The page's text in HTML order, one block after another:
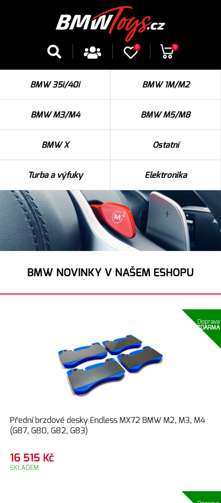
0 0
BMW 35i/40i BMW 1M/M2
BMW M3/M4 BMW M5/M8
BMW X Ostatní
Turba a výfuky Elektronika
BMW NOVINKY V NAŠEM ESHOPU
Přední brzdové desky Endless MX72 BMW M2, M3, M4
(G87, G80, G82, G83)
16 515 Kč
SKLADEM
Doprava
ZDARMA